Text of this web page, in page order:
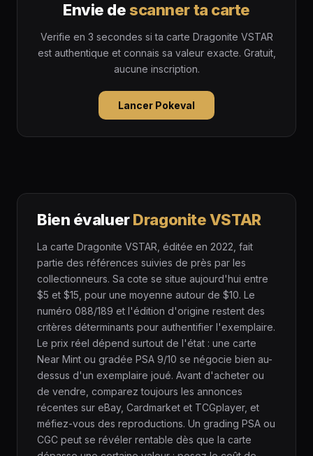
Envie descanner ta carte
Verifie en 3 secondes si ta carte Dragonite VSTAR
est authentique et connais sa valeur exacte. Gratuit,
aucune inscription.
Lancer Pokeval
Bien évaluerDragonite VSTAR
La carte Dragonite VSTAR, éditée en 2022, fait
partie des références suivies de près par les
collectionneurs. Sa cote se situe aujourd'hui entre
$5 et $15, pour une moyenne autour de $10. Le
numéro 088/189 et l'édition d'origine restent des
critères déterminants pour authentifier l'exemplaire.
Le prix réel dépend surtout de l'état : une carte
Near Mint ou gradée PSA 9/10 se négocie bien au-
dessus d'un exemplaire joué. Avant d'acheter ou
de vendre, comparez toujours les annonces
récentes sur eBay, Cardmarket et TCGplayer, et
méfiez-vous des reproductions. Un grading PSA ou
CGC peut se révéler rentable dès que la carte